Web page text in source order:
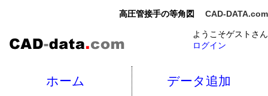
高圧管接手の等角図 CAD-DATA.com
ようこそゲストさん
ログイン
ホーム データ追加